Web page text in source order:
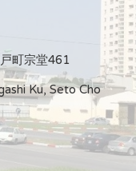
町宗堂461
Ku, Seto Cho